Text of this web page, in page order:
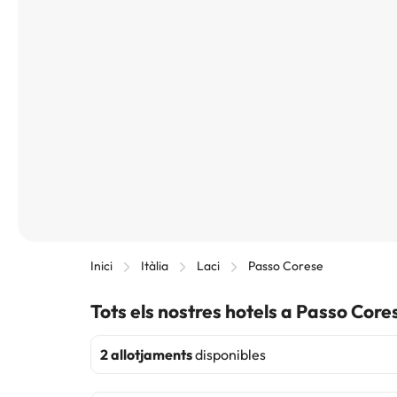
Inici Itàlia Laci Passo Corese
Tots els nostres hotels a Passo
2 allotjamentsdisponibles